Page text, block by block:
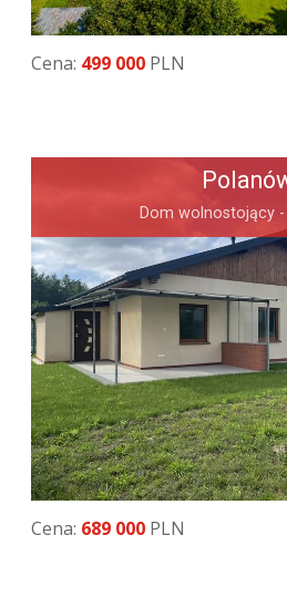
Cena: 499 000 PLN
Dom wolnostojący
Cena: 689 000 PLN